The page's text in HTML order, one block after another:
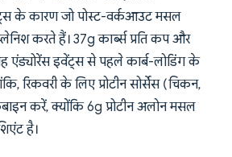
के कारण जो पोस्ट-वर्कआउट मसल
करते हैं। 37g कार्ब्स प्रति कप और
एंड्योरेंस इवेंट्स से पहले कार्ब-लोडिंग के
रिकवरी के लिए प्रोटीन सोर्सेस (चिकन,
करें, क्योंकि 6g प्रोटीन अलोन मसल
है।